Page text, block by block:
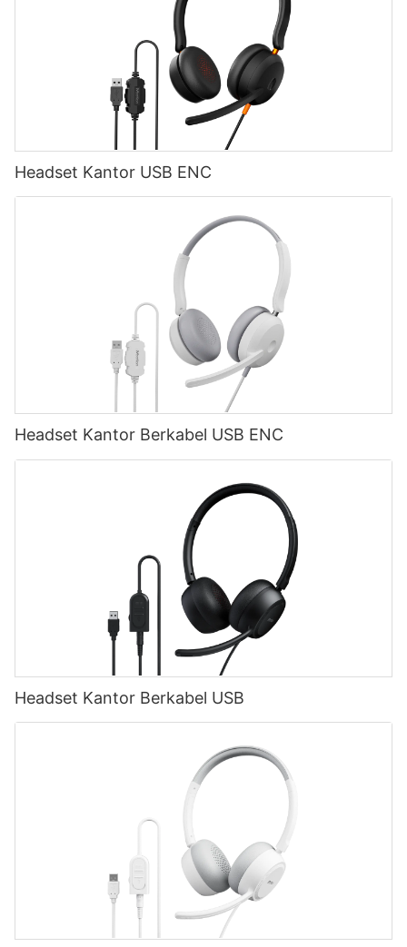
Headset Kantor USB ENC
Headset Kantor Berkabel USB ENC
Headset Kantor Berkabel USB